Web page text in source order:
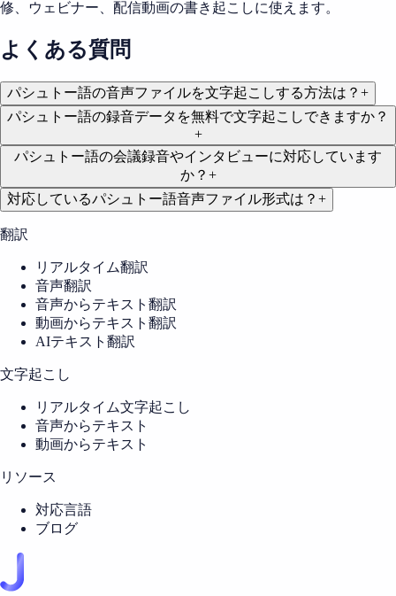
修、ウェビナー、配信動画の書き起こしに使えます。
よくある質問
パシュトー語の音声ファイルを文字起こしする方法は？ +
パシュトー語の録音データを無料で文字起こしできますか？
+
パシュトー語の会議録音やインタビューに対応しています
か？ +
対応しているパシュトー語音声ファイル形式は？ +
翻訳
リアルタイム翻訳
音声翻訳
音声からテキスト翻訳
動画からテキスト翻訳
AIテキスト翻訳
文字起こし
リアルタイム文字起こし
音声からテキスト
動画からテキスト
リソース
対応言語
ブログ